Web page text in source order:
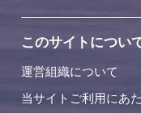
このサイトについ
運営組織について
当サイトご利用にあ